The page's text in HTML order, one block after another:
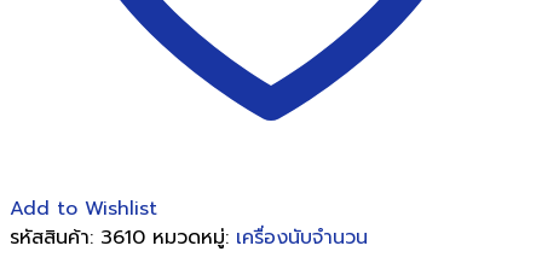
Add to Wishlist
รหัสสินค้า: 3610 หมวดหมู่: เครื่องนับจำนวน